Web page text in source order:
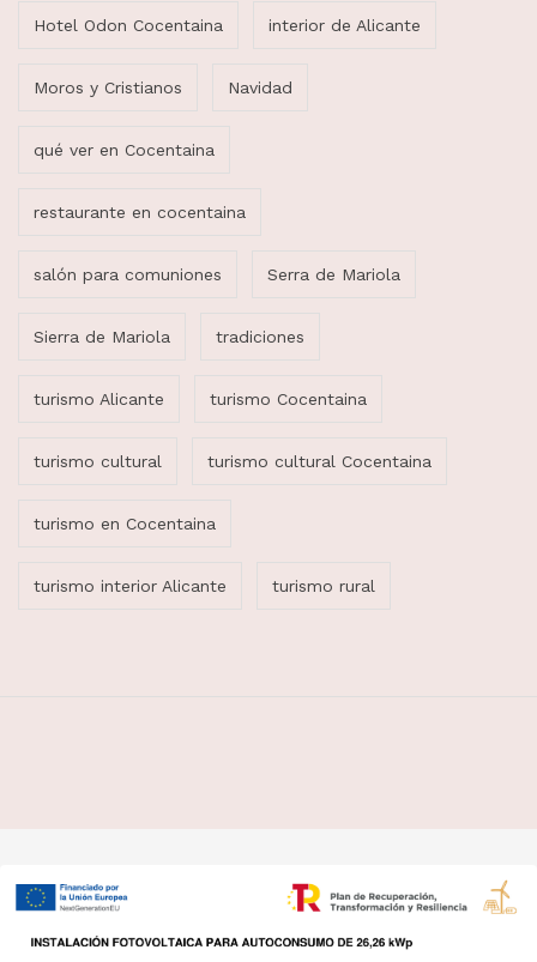
Hotel Odon Cocentaina interior de Alicante
Moros y Cristianos Navidad
qué ver en Cocentaina
restaurante en cocentaina
salón para comuniones Serra de Mariola
Sierra de Mariola tradiciones
turismo Alicante turismo Cocentaina
turismo cultural turismo cultural Cocentaina
turismo en Cocentaina
turismo interior Alicante turismo rural